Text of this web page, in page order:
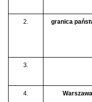
2. granica
3.
4.